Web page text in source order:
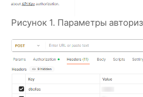
Рисунок 1. Параметры